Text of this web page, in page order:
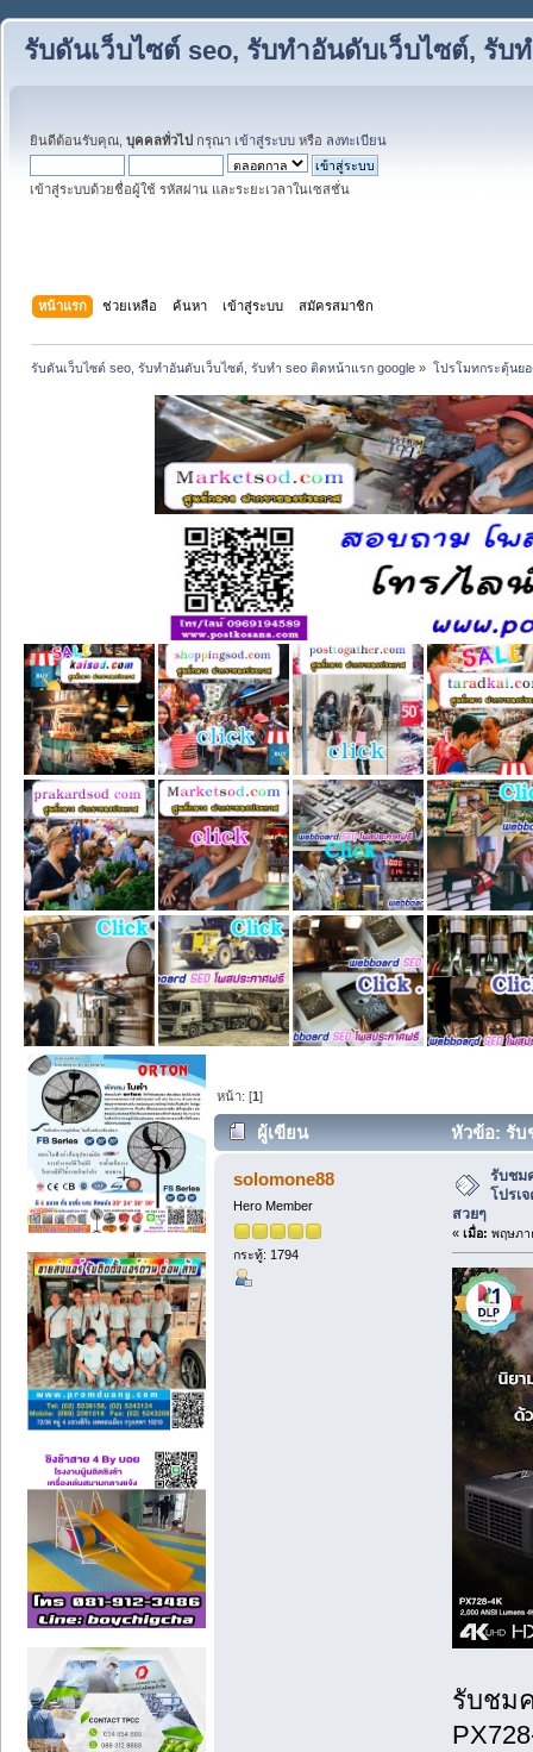
รับดันเว็บไซต์ seo, รับทำอันดับเว็บไซต์, รับ
ยินดีต้อนรับคุณ, บุคคลทั่วไป กรุณา เข้าสู่ระบบ หรือ ลงทะเบียน
เข้าสู่ระบบด้วยชื่อผู้ใช้ รหัสผ่าน และระยะเวลาในเซสชั่น
หน้าแรก ช่วยเหลือ ค้นหา เข้าสู่ระบบ สมัครสมาชิก
รับดันเว็บไซต์ seo, รับทำอันดับเว็บไซต์, รับทำ seo ติดหน้าแรก google » โปรโมทกระตุ้นย
หน้า: [1]
ผู้เขียน
หัวข้อ: รับ
วิวสวยๆ (อ่าน 36836 ครั้ง)
solomone88
Hero Member
กระทู้: 1794
รับชม
โปรเ
สวยๆ
« เมื่อ: พฤษภา
รับชม